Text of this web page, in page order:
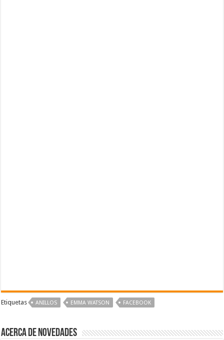
Etiquetas ANILLOS EMMA WATSON FACEBOOK
Acerca de NOVEDADES